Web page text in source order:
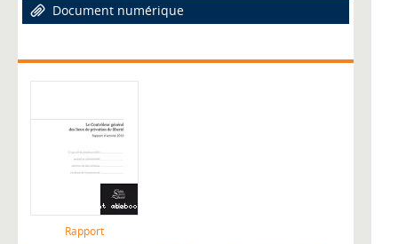
Document numérique
Rapport